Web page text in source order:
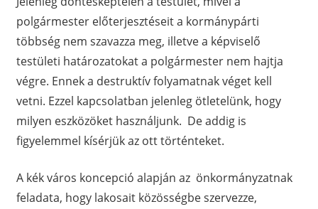
polgármester előterjesztéseit a kormánypárti
többség nem szavazza meg, illetve a képviselő
testületi határozatokat a polgármester nem hajtja
végre. Ennek a destruktív folyamatnak véget kell
vetni. Ezzel kapcsolatban jelenleg ötletelünk, hogy
milyen eszközöket használjunk. De addig is
figyelemmel kísérjük az ott történteket.
A kék város koncepció alapján az önkormányzatnak
feladata, hogy lakosait közösségbe szervezze,